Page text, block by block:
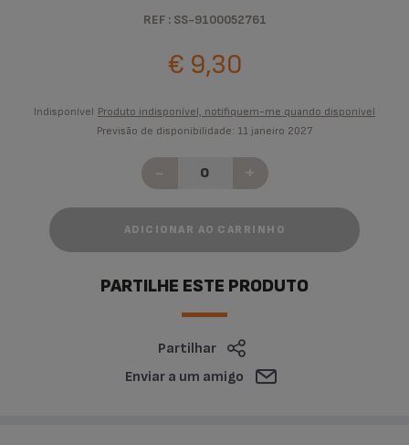
REF : SS-9100052761
€ 9,30
Indisponível Produto indisponível, notifiquem-me quando disponível
Previsão de disponibilidade: 11 janeiro 2027
- +
ADICIONAR AO CARRINHO
PARTILHE ESTE PRODUTO
Partilhar
Enviar a um amigo